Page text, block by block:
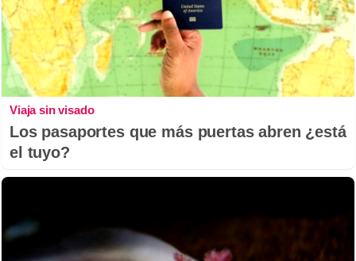
Viaja sin visado
Los pasaportes que más puertas abren ¿está
el tuyo?